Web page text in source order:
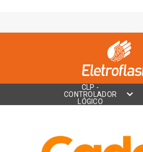
CLP -
CONTROLADOR
LÓGICO